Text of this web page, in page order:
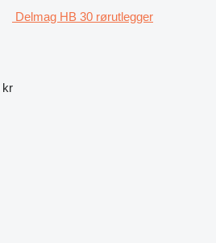
Delmag HB 30 rørutlegger
kr